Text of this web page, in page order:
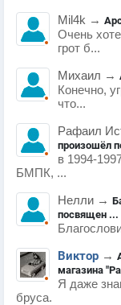
Mil4k →
Очень
грот б...
Михаил →
Конечно,
что...
Рафаил
произошёл
в 1994-
БМПК, ...
Нелли →
посвящен ...
Виктор →
магазина
Я даже
бруса.